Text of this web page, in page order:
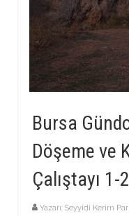
Bursa
Döşeme ve
Çalıştayı
Yazarı: Seyyidi Kerim